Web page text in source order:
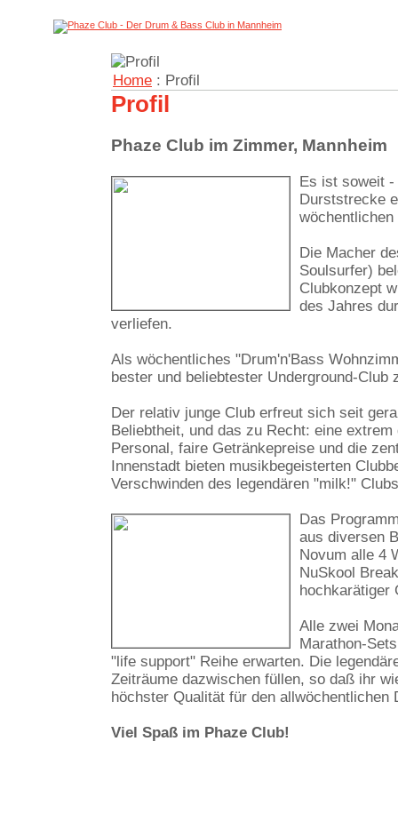
Home : Profil
Profil
Phaze Club im Zimmer, Mannheim
Es ist soweit -
Durststrecke
Die Macher
Soulsurfer)
Clubkonzept
des Jahres
verliefen.
Als wöchentliches "Drum'n'Bass
bester und beliebtester Underground-Club
Der relativ junge Club erfreut sich seit
Beliebtheit, und das zu Recht: eine
Personal, faire Getränkepreise und die
Innenstadt bieten musikbegeisterten
Verschwinden des legendären "milk!"
Das
aus diversen
Novum alle 4
NuSkool
hochkarätiger
Alle zwei
Marathon-
"life support" Reihe erwarten. Die
Zeiträume dazwischen füllen, so daß ihr
höchster Qualität für den allwöchentlichen
Viel Spaß im Phaze Club!